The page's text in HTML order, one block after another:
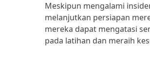
Meskipun mengalami
melanjutkan persiapan
mereka dapat mengatasi
pada latihan dan meraih